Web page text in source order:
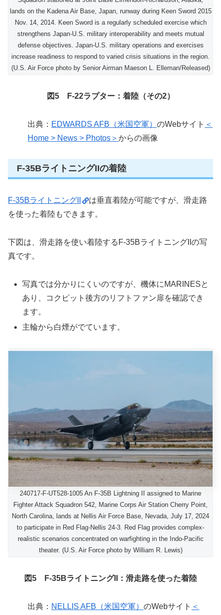
lands on the Kadena Air Base, Japan, runway during Keen Sword 2015
Nov. 14, 2014. Keen Sword is a regularly scheduled exercise which
strengthens Japan-U.S. military interoperability and meets mutual
defense objectives. Japan-U.S. military operations and exercises
increase readiness to respond to varied crisis situations in the region.
(U.S. Air Force photo by Senior Airman Maeson L. Elleman/Released)
図5 F-22ラプター：着陸（その2）
出典： EDWARDS AFB（米国空軍） のWebサイト ＜
Home > News > Photos＞ からの画像
F-35BライトニングIIの着陸
F-35BライトニングII
は垂直着陸が可能ですが、滑走路
を使った着陸もできます。
下図は、滑走路を使い着陸するF-35BライトニングIIの写
真です。
写真では分かりにくいのですが、機体にMARINESと
あり、コクピット後方のリフトファン扉を確認でき
ます。
主輪から白煙がでています。
240717-F-UT528-1005 An F-35B Lightning II assigned to Marine
Fighter Attack Squadron 542, Marine Corps Air Station Cherry Point,
North Carolina, lands at Nellis Air Force Base, Nevada, July 17, 2024
to participate in Red Flag-Nellis 24-3. Red Flag provides complex-
realistic scenarios concentrated on warfighting in the Indo-Pacific
theater. (U.S. Air Force photo by William R. Lewis)
図5 F-35BライトニングII：滑走路を使った着陸
出典： NELLIS AFB（米国空軍） のWebサイト ＜